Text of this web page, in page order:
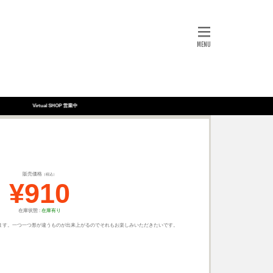
Virtual SHOP 営業中
販売価格（税込）
¥910
在庫状態 : 在庫有り
。一つ一つ形が違うものが出来上がるのでそれもお楽しみいただきたいです。